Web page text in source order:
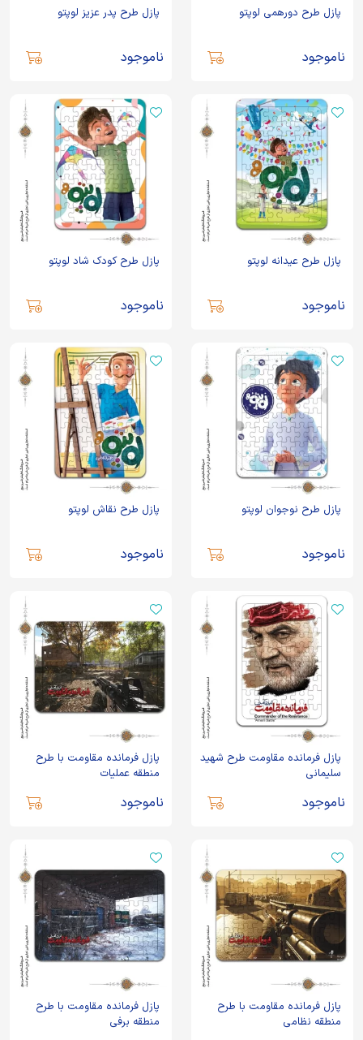
پازل طرح دورهمی لوپتو
ناموجود
پازل طرح پدر عزیز لوپتو
ناموجود
پازل طرح عیدانه لوپتو
ناموجود
پازل طرح کودک شاد لوپتو
ناموجود
پازل طرح نوجوان لوپتو
ناموجود
پازل طرح نقاش لوپتو
ناموجود
پازل فرمانده مقاومت طرح شهید
سلیمانی
ناموجود
پازل فرمانده مقاومت با طرح
منطقه عملیات
ناموجود
پازل فرمانده مقاومت با طرح
منطقه نظامی
پازل فرمانده مقاومت با طرح
منطقه برفی